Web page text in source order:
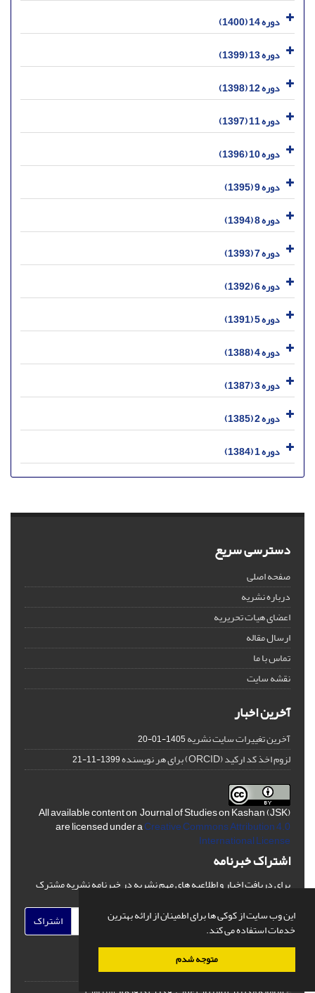
این وب سایت از کوکی ها برای اطمینان از ارائه بهترین
خدمات استفاده می کند.
متوجه شدم
دوره 14 (1400)
دوره 13 (1399)
دوره 12 (1398)
دوره 11 (1397)
دوره 10 (1396)
دوره 9 (1395)
دوره 8 (1394)
دوره 7 (1393)
دوره 6 (1392)
دوره 5 (1391)
دوره 4 (1388)
دوره 3 (1387)
دوره 2 (1385)
دوره 1 (1384)
دسترسی سریع
صفحه اصلی
درباره نشریه
اعضای هیات تحریریه
ارسال مقاله
تماس با ما
نقشه سایت
آخرین اخبار
آخرین تغییرات سایت نشریه1405-01-20
لزوم اخذ کد ارکید (ORCID) برای هر نویسنده 1399-11-21
All available content on Journal of Studies on Kashan (JSK)
are licensed under aCreative Commons Attribution 4.0
International License
اشتراک خبرنامه
برای دریافت اخبار و اطلاعیه های مهم نشریه در خبرنامه نشریه مشترک
اشتراک